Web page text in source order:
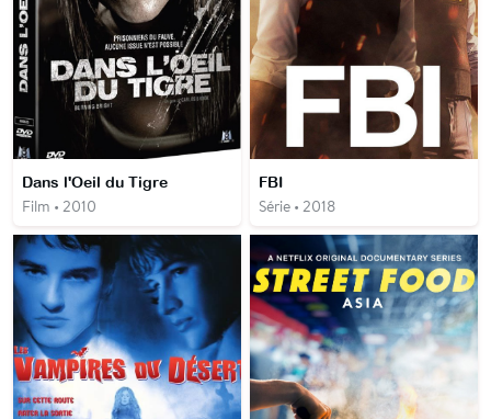
Dans l'Oeil du Tigre
Film • 2010
FBI
Série • 2018